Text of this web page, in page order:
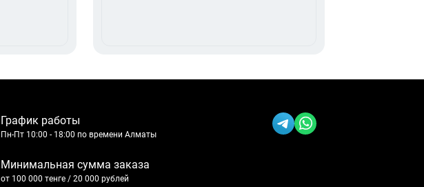
График работы
Пн-Пт 10:00 - 18:00 по времени Алматы
Минимальная сумма заказа
от 100 000 тенге / 20 000 рублей